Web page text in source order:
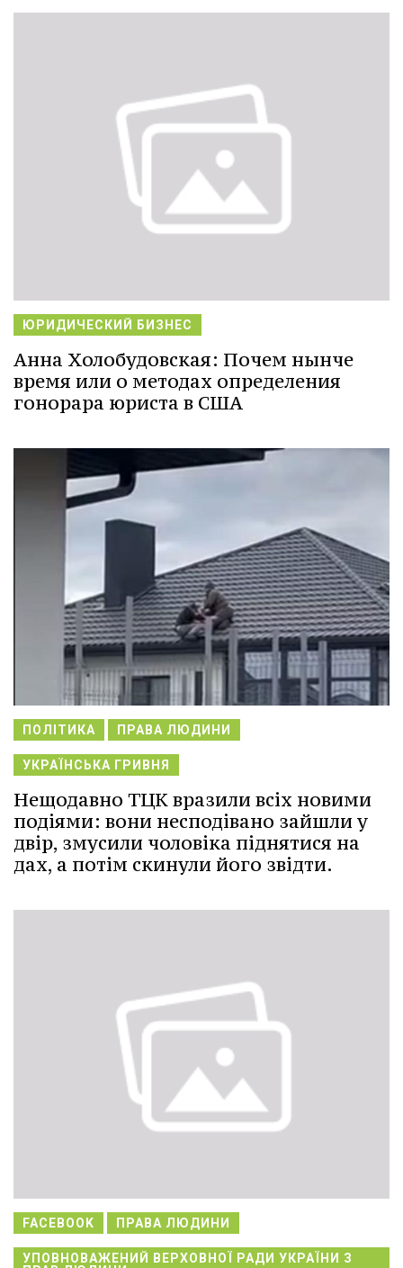
ЮРИДИЧЕСКИЙ БИЗНЕС
Анна Холобудовская: Почем нынче
время или о методах определения
гонорара юриста в США
ПОЛІТИКА ПРАВА ЛЮДИНИ
УКРАЇНСЬКА ГРИВНЯ
Нещодавно ТЦК вразили всіх новими
подіями: вони несподівано зайшли у
двір, змусили чоловіка піднятися на
дах, а потім скинули його звідти.
FACEBOOK ПРАВА ЛЮДИНИ
УПОВНОВАЖЕНИЙ ВЕРХОВНОЇ РАДИ УКРАЇНИ З